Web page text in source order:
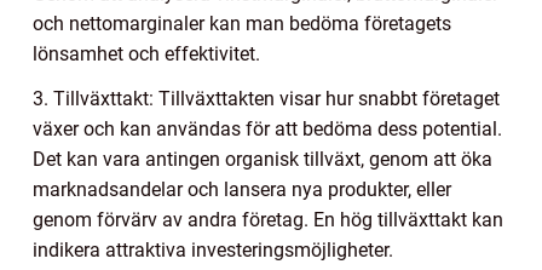
och nettomarginaler kan man bedöma företagets
lönsamhet och effektivitet.
3. Tillväxttakt: Tillväxttakten visar hur snabbt företaget
växer och kan användas för att bedöma dess potential.
Det kan vara antingen organisk tillväxt, genom att öka
marknadsandelar och lansera nya produkter, eller
genom förvärv av andra företag. En hög tillväxttakt kan
indikera attraktiva investeringsmöjligheter.